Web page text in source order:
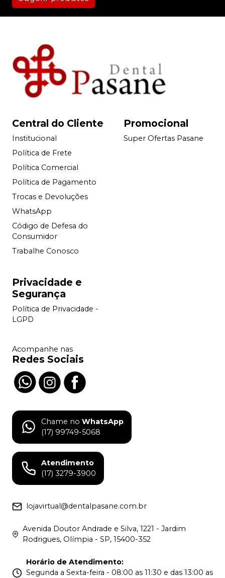
Central do Cliente
Institucional
Política de Frete
Política Comercial
Política de Pagamento
Trocas e Devoluções
WhatsApp
Código de Defesa do
Consumidor
Trabalhe Conosco
Promocional
Super Ofertas Pasane
Privacidade e
Segurança
Política de Privacidade -
LGPD
Acompanhe nas
Redes Sociais
Chame no WhatsApp
(17) 99749-5068
Atendimento
(17) 3279-3900
lojavirtual@dentalpasane.com.br
Avenida Doutor Andrade e Silva, 1221 - Jardim
Rodrigues, Olímpia - SP, 15400-352
Horário de Atendimento:
Segunda a Sexta-feira - 08:00 as 11:30 e das 13:00 as